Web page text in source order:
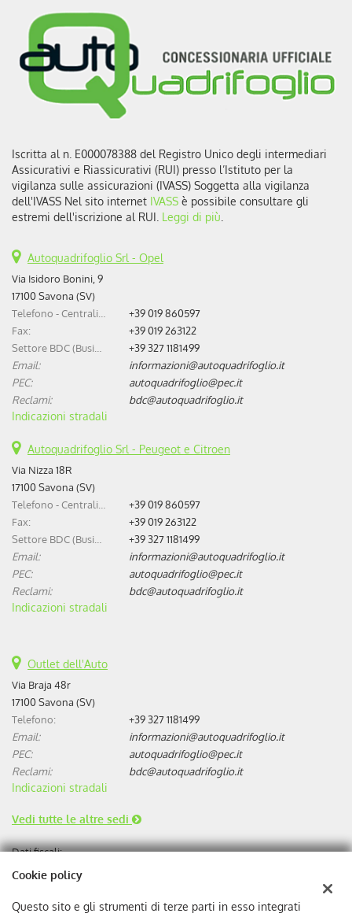
Iscritta al n. E000078388 del Registro Unico degli intermediari
Assicurativi e Riassicurativi (RUI) presso l’Istituto per la
vigilanza sulle assicurazioni (IVASS) Soggetta alla vigilanza
dell'IVASS Nel sito internet IVASS è possibile consultare gli
estremi dell'iscrizione al RUI. Leggi di più
Autoquadrifoglio Srl - Opel
Via Isidoro Bonini, 9
17100 Savona (SV)
+39 019 860597
Fax:
+39 019 263122
+39 327 1181499
Email:
informazioni@autoquadrifoglio.it
PEC:
autoquadrifoglio@pec.it
Reclami:
bdc@autoquadrifoglio.it
Indicazioni stradali
Autoquadrifoglio Srl - Peugeot e Citroen
Via Nizza 18R
17100 Savona (SV)
+39 019 860597
Fax:
+39 019 263122
+39 327 1181499
Email:
informazioni@autoquadrifoglio.it
PEC:
autoquadrifoglio@pec.it
Reclami:
bdc@autoquadrifoglio.it
Indicazioni stradali
Outlet dell'Auto
Via Braja 48r
17100 Savona (SV)
Telefono:
+39 327 1181499
Email:
informazioni@autoquadrifoglio.it
PEC:
autoquadrifoglio@pec.it
Reclami:
bdc@autoquadrifoglio.it
Indicazioni stradali
Vedi tutte le altre sedi
Dati fiscali:
Autoquadrifoglio s.r.l
Via Bonini, 9, 17100 Savona
C.F/P.IVA:00384510095
Cookie policy
Questo sito e gli strumenti di terze parti in esso integrati